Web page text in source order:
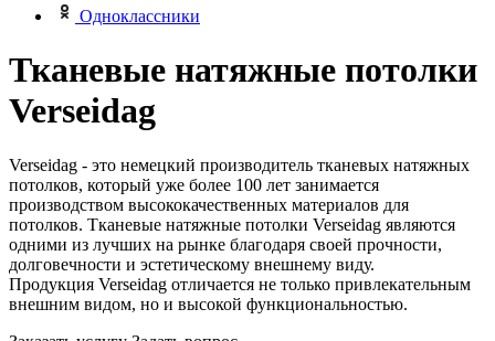
Одноклассники
Тканевые натяжные потолки
Verseidag
Verseidag - это немецкий производитель тканевых натяжных
потолков, который уже более 100 лет занимается
производством высококачественных материалов для
потолков. Тканевые натяжные потолки Verseidag являются
одними из лучших на рынке благодаря своей прочности,
долговечности и эстетическому внешнему виду.
Продукция Verseidag отличается не только привлекательным
внешним видом, но и высокой функциональностью.